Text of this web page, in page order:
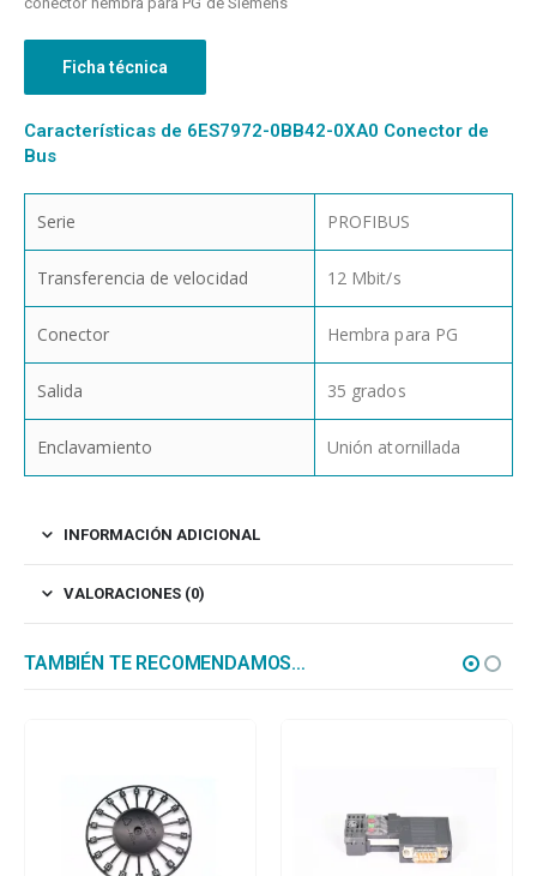
Ficha técnica
Características de 6ES7972-0BB42-0XA0 Conector de
Bus
Serie PROFIBUS
Transferencia de velocidad 12 Mbit/s
Conector Hembra para PG
Salida 35 grados
Enclavamiento Unión atornillada
INFORMACIÓN ADICIONAL
VALORACIONES (0)
TAMBIÉN TE RECOMENDAMOS…